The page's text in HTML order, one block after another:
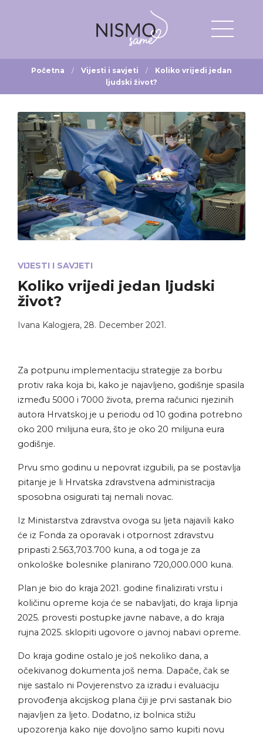
Početna Vijesti i savjeti
Koliko vrijedi jedan
ljudski život?
VIJESTI I SAVJETI
Koliko vrijedi jedan ljudski
život?
Ivana Kalogjera, 28. December 2021.
Za potpunu implementaciju strategije za borbu
protiv raka koja bi, kako je najavljeno, godišnje spasila
između 5000 i 7000 života, prema računici njezinih
autora Hrvatskoj je u periodu od 10 godina potrebno
oko 200 milijuna eura, što je oko 20 milijuna eura
godišnje.
Prvu smo godinu u nepovrat izgubili, pa se postavlja
pitanje je li Hrvatska zdravstvena administracija
sposobna osigurati taj nemali novac.
Iz Ministarstva zdravstva ovoga su ljeta najavili kako
će iz Fonda za oporavak i otpornost zdravstvu
pripasti 2.563,703.700 kuna, a od toga je za
onkološke bolesnike planirano 720,000.000 kuna.
Plan je bio do kraja 2021. godine finalizirati vrstu i
količinu opreme koja će se nabavljati, do kraja lipnja
2025. provesti postupke javne nabave, a do kraja
rujna 2025. sklopiti ugovore o javnoj nabavi opreme.
Do kraja godine ostalo je još nekoliko dana, a
očekivanog dokumenta još nema. Dapače, čak se
nije sastalo ni Povjerenstvo za izradu i evaluaciju
provođenja akcijskog plana čiji je prvi sastanak bio
najavljen za ljeto. Dodatno, iz bolnica stižu
upozorenja kako nije dovoljno samo kupiti novu